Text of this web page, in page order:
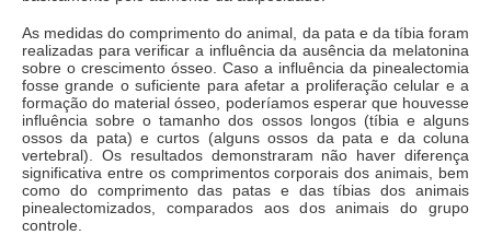
As medidas do comprimento do animal, da pata e da tíbia foram
realizadas para verificar a influência da ausência da melatonina
sobre o crescimento ósseo. Caso a influência da pinealectomia
fosse grande o suficiente para afetar a proliferação celular e a
formação do material ósseo, poderíamos esperar que houvesse
influência sobre o tamanho dos ossos longos (tíbia e alguns
ossos da pata) e curtos (alguns ossos da pata e da coluna
vertebral). Os resultados demonstraram não haver diferença
significativa entre os comprimentos corporais dos animais, bem
como do comprimento das patas e das tíbias dos animais
pinealectomizados, comparados aos dos animais do grupo
controle.